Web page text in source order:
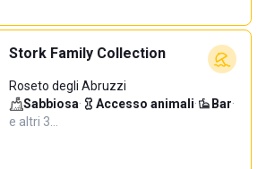
Stork Family Collection
Roseto degli Abruzzi
Sabbiosa· Accesso animali· Bar·
e altri 3…